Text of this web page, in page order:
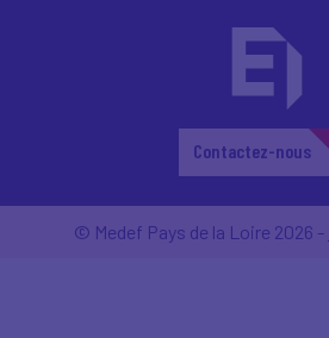
Contactez-nous
© Medef Pays de la Loire 2026 -